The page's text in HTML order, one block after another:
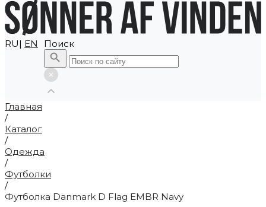
RU| EN Поиск
Главная
/
Каталог
/
Одежда
/
Футболки
/
Футболка Danmark D Flag EMBR Navy